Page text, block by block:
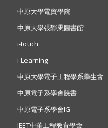
中原大學電資學院
中原大學張靜愚圖書館
i-touch
i-Learning
中原大學電子工程學系學生會
中原電子系學會臉書
中原電子系學會IG
IEET中華工程教育學會